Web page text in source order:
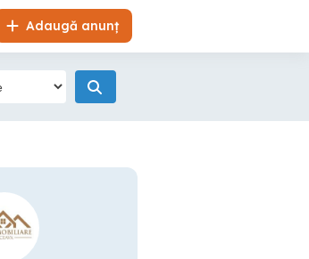
Adaugă anunț